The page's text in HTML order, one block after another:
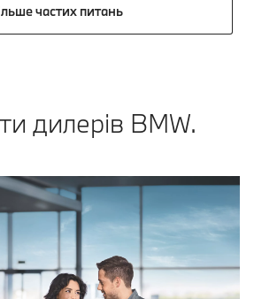
частих питань
дилерів BMW.